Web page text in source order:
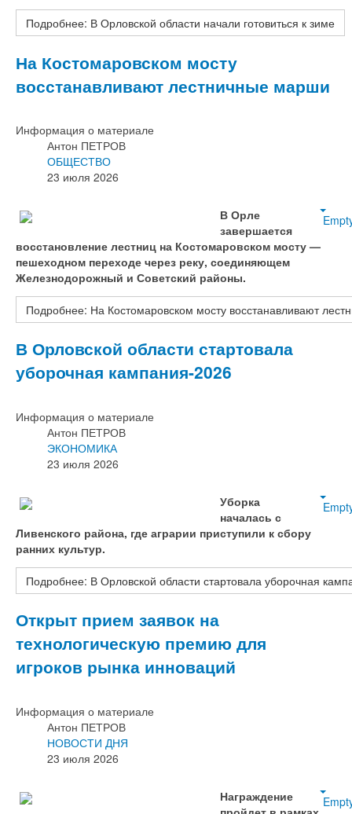
Подробнее: В Орловской области начали готовиться к зиме
На Костомаровском мосту
восстанавливают лестничные марши
Информация о материале
Антон ПЕТРОВ
ОБЩЕСТВО
23 июля 2026
В Орле
завершается
восстановление лестниц на Костомаровском мосту —
пешеходном переходе через реку, соединяющем
Железнодорожный и Советский районы.
Подробнее: На Костомаровском мосту восстанавливают
В Орловской области стартовала
уборочная кампания-2026
Информация о материале
Антон ПЕТРОВ
ЭКОНОМИКА
23 июля 2026
Уборка
началась с
Ливенского района, где аграрии приступили к сбору
ранних культур.
Подробнее: В Орловской области стартовала уборочная
Открыт прием заявок на
технологическую премию для
игроков рынка инноваций
Информация о материале
Антон ПЕТРОВ
НОВОСТИ ДНЯ
23 июля 2026
Награждение